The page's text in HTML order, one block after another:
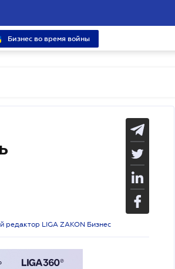
Бизнес во время войны
редактор LIGA ZAKON Бизнес